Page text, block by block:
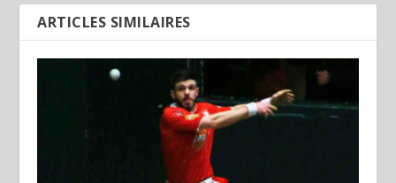
ARTICLES SIMILAIRES